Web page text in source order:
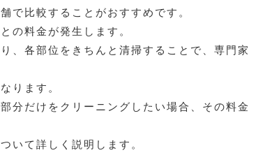
で比較することがおすすめです。
の料金が発生します。
、各部位をきちんと清掃することで、専門家
ります。
分だけをクリーニングしたい場合、その料金
いて詳しく説明します。